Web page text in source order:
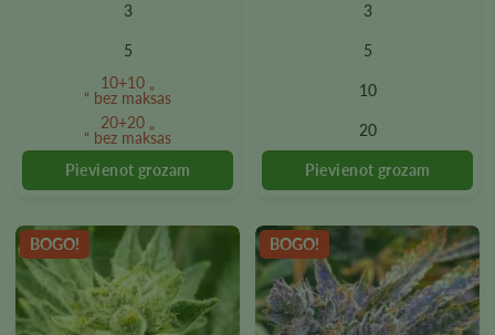
3
5
10+10 „
“ bez maksas
20+20 „
“ bez maksas
produkta
lapā
3
5
10
20
produkta
lapā
BOGO! BOGO!